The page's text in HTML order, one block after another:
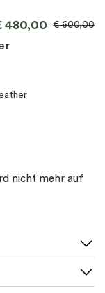
480,00 €600,00
nicht mehr auf